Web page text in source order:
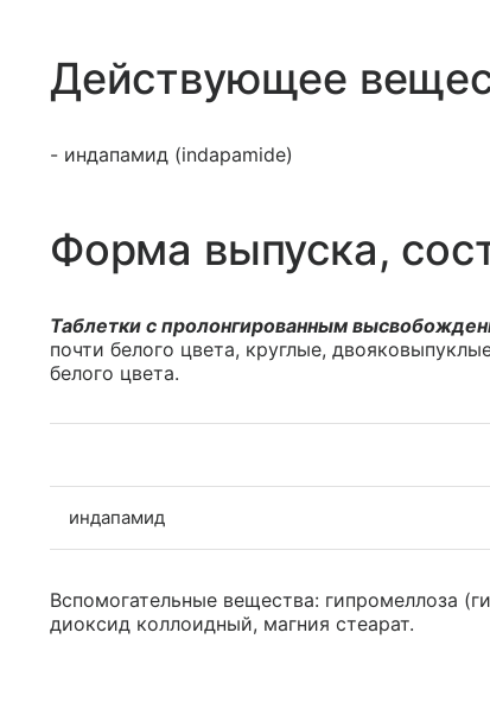
Действующее
- индапамид (indapamide)
Форма выпуска,
Таблетки с пролонгированным
почти белого цвета, круглые,
белого цвета.
индапамид
Вспомогательные вещества: гипромеллоза
диоксид коллоидный, магния стеарат.